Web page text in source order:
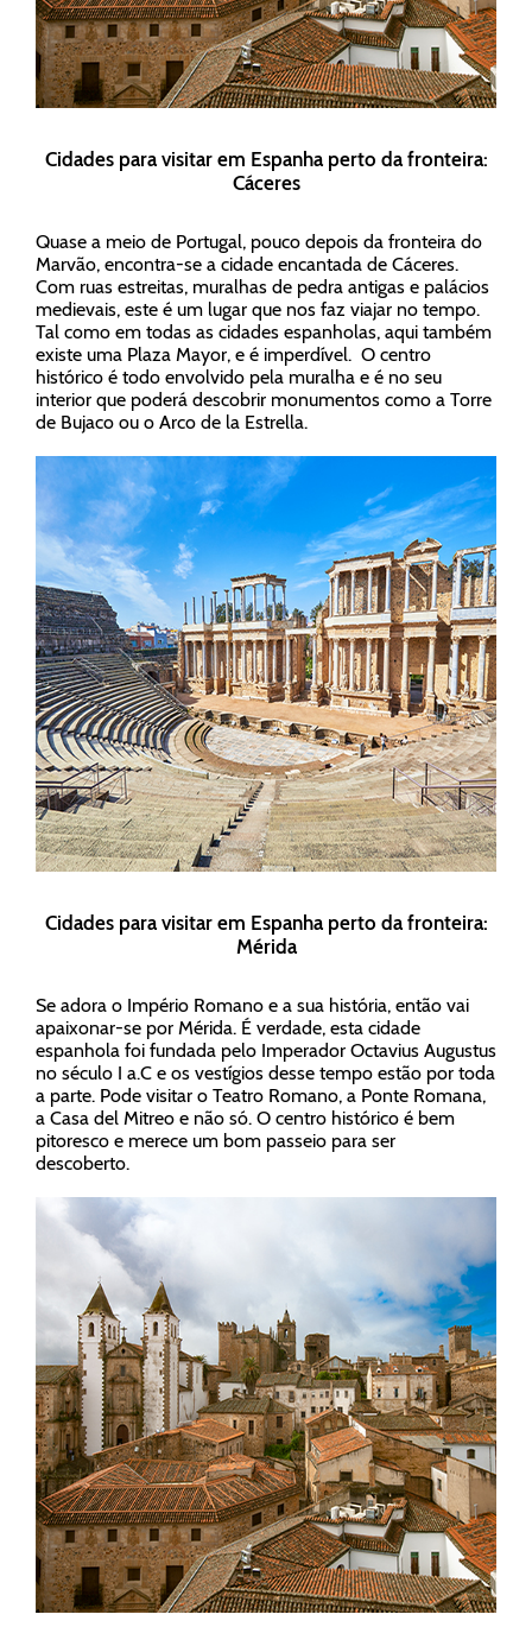
Cidades para visitar em Espanha perto da fronteira:
Cáceres
Quase a meio de Portugal, pouco depois da fronteira do
Marvão, encontra-se a cidade encantada de Cáceres.
Com ruas estreitas, muralhas de pedra antigas e palácios
medievais, este é um lugar que nos faz viajar no tempo.
Tal como em todas as cidades espanholas, aqui também
existe uma Plaza Mayor, e é imperdível. O centro
histórico é todo envolvido pela muralha e é no seu
interior que poderá descobrir monumentos como a Torre
de Bujaco ou o Arco de la Estrella.
Cidades para visitar em Espanha perto da fronteira:
Mérida
Se adora o Império Romano e a sua história, então vai
apaixonar-se por Mérida. É verdade, esta cidade
espanhola foi fundada pelo Imperador Octavius Augustus
no século I a.C e os vestígios desse tempo estão por toda
a parte. Pode visitar o Teatro Romano, a Ponte Romana,
a Casa del Mitreo e não só. O centro histórico é bem
pitoresco e merece um bom passeio para ser
descoberto.